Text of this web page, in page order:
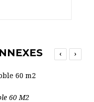
‹ ›
60 M2